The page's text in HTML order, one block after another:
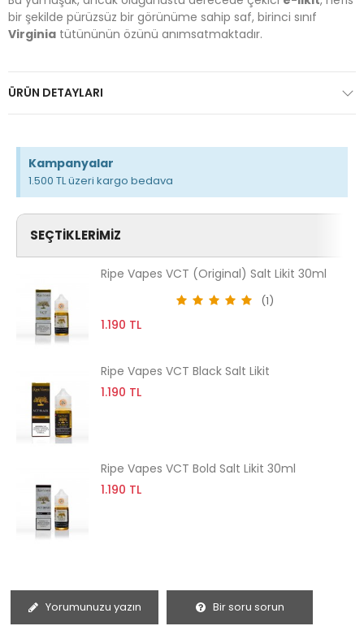
bir şekilde pürüzsüz bir görünüme sahip saf, birinci sınıf
Virginia tütününün özünü anımsatmaktadır.
ÜRÜN DETAYLARI
Kampanyalar
1.500 TL üzeri kargo bedava
SEÇTIKLERIMIZ
Ripe Vapes VCT (Original) Salt Likit 30ml
(1)
1.190 TL
Ripe Vapes VCT Black Salt Likit
1.190 TL
Ripe Vapes VCT Bold Salt Likit 30ml
1.190 TL
Yorumunuzu yazın Bir soru sorun